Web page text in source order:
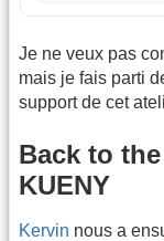
Je ne veux pas
mais je fais parti
support de cet
Back to
KUENY
Kervin nous a